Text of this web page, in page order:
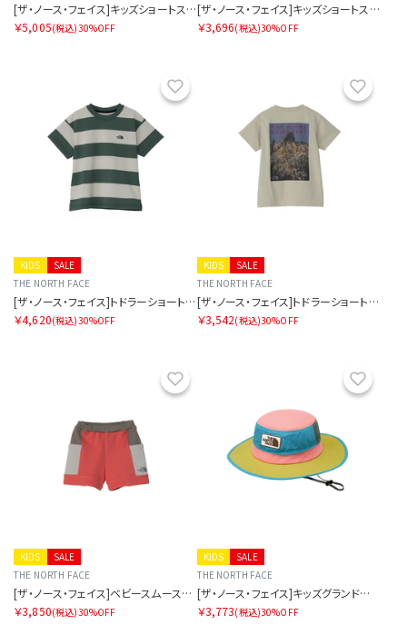
[ザ・ノース・フェイス]キッズショートスリーブブライトステディティー
￥5,005(税込)30%OFF
[ザ・ノース・フェイス]キッズショートスリーブフィールドグラフィックティー
￥3,696(税込)30%OFF
お気に入り
SALE
KIDS
THE NORTH FACE
[ザ・ノース・フェイス]トドラーショートスリーブブライトステディティー
￥4,620(税込)30%OFF
SALE
KIDS
THE NORTH FACE
[ザ・ノース・フェイス]トドラーショートスリーブフィールドグラフィックティー
￥3,542(税込)30%OFF
お気に入り
SALE
KIDS
THE NORTH FACE
[ザ・ノース・フェイス]ベビースムースグローショート
￥3,850(税込)30%OFF
SALE
KIDS
THE NORTH FACE
[ザ・ノース・フェイス]キッズグランドホライズンハット
￥3,773(税込)30%OFF